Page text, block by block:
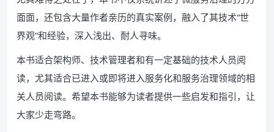
面面，还包含大量作者亲历的真实案例，融入了其技术“世
界观”和经验，深入浅出、耐人寻味。
本书适合架构师、技术管理者和有一定基础的技术人员阅
读，尤其适合已进入或即将进入服务化和服务治理领域的相
关人员阅读。希望本书能够为读者提供一些启发和指引，让
大家少走弯路。